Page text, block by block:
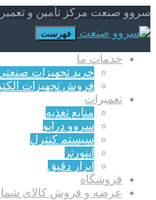
سروو صنعت مرکز تأمین و
فهرست
خدمات ما
خرید تجهیزات
فروش تجهیزات
تعمیرات
منابع تغذیه
سروو درایو
سیستم کنترل
اینورتر
ابزار دقیق
فروشگاه
عرضه و فروش کالای شما